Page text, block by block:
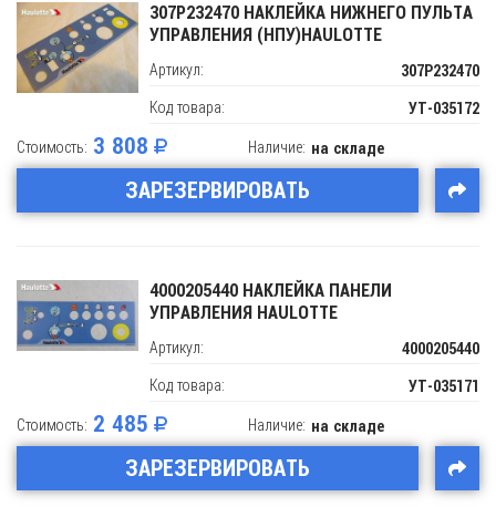
307P232470 НАКЛЕЙКА НИЖНЕГО ПУЛЬТА
УПРАВЛЕНИЯ (НПУ)HAULOTTE
Артикул:
307P232470
Код товара: УТ-035172
Стоимость: 3 808
ЗАРЕЗЕРВИРОВАТЬ
Наличие: на складе
4000205440 НАКЛЕЙКА ПАНЕЛИ
УПРАВЛЕНИЯ HAULOTTE
Артикул:
4000205440
Код товара: УТ-035171
Стоимость: 2 485
ЗАРЕЗЕРВИРОВАТЬ
Наличие: на складе